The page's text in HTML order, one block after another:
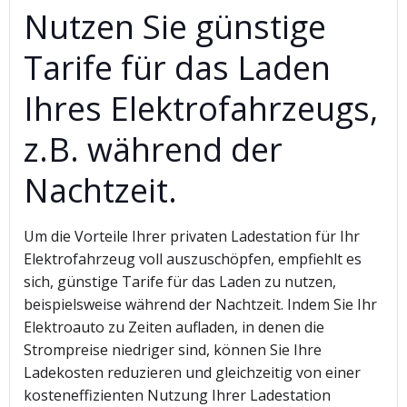
Nutzen Sie günstige
Tarife für das Laden
Ihres Elektrofahrzeugs,
z.B. während der
Nachtzeit.
Um die Vorteile Ihrer privaten Ladestation für Ihr
Elektrofahrzeug voll auszuschöpfen, empfiehlt es
sich, günstige Tarife für das Laden zu nutzen,
beispielsweise während der Nachtzeit. Indem Sie Ihr
Elektroauto zu Zeiten aufladen, in denen die
Strompreise niedriger sind, können Sie Ihre
Ladekosten reduzieren und gleichzeitig von einer
kosteneffizienten Nutzung Ihrer Ladestation